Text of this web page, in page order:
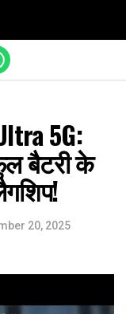
5G:
बैटरी के
20, 2025